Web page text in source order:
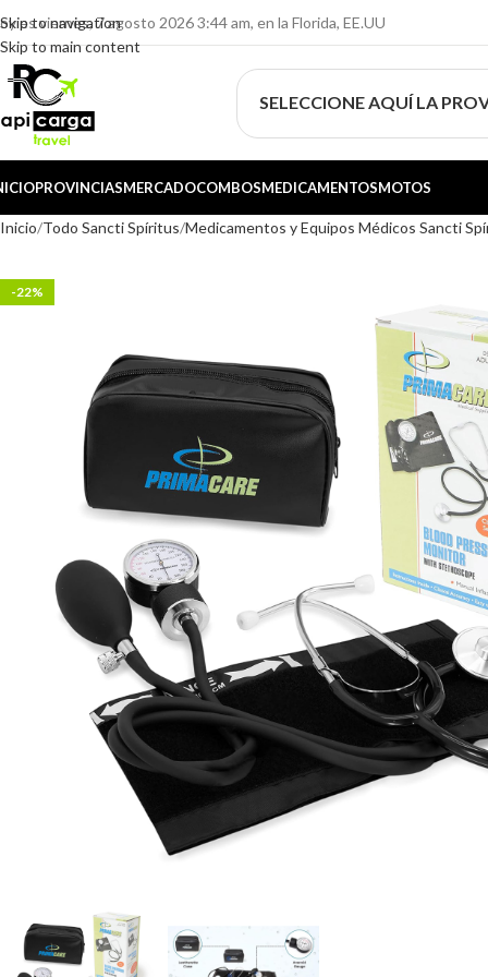
Skip to navigation
Skip to main content
es viernes, 7 agosto 2026 3:44 am, en la Florida, EE.UU
SELECCIONE AQUÍ LA
PROVINCIASMERCADOCOMBOSMEDICAMENTOSMOTOS
Inicio Todo Sancti Spíritus Medicamentos y Equipos Médicos Sancti
-22%